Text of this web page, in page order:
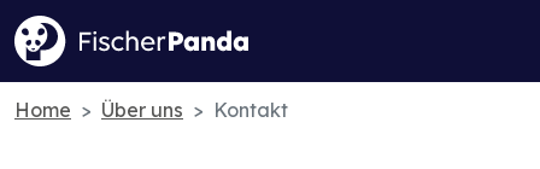
Home Über uns Kontakt